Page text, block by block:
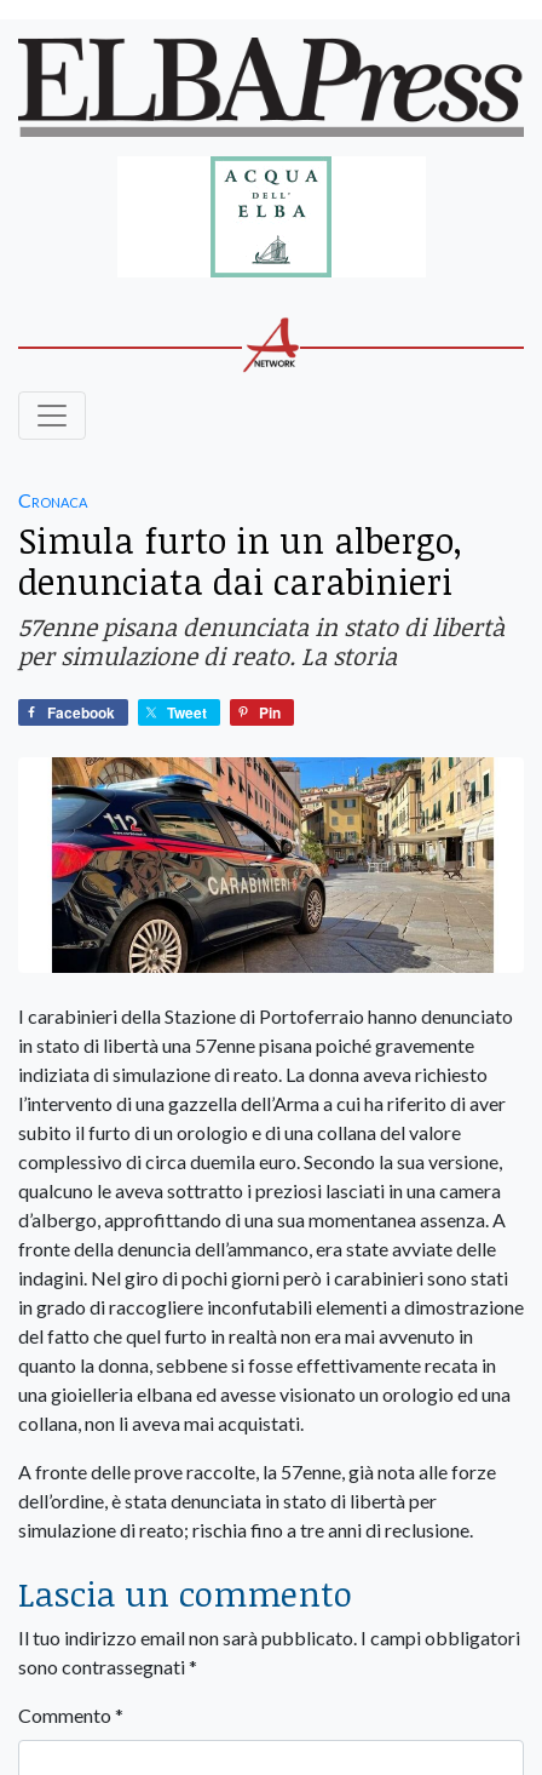
Cronaca
Simula furto in un albergo,
denunciata dai carabinieri
57enne pisana denunciata in stato di libertà
per simulazione di reato. La storia
Facebook Tweet Pin
I carabinieri della Stazione di Portoferraio hanno denunciato
in stato di libertà una 57enne pisana poiché gravemente
indiziata di simulazione di reato. La donna aveva richiesto
l’intervento di una gazzella dell’Arma a cui ha riferito di aver
subito il furto di un orologio e di una collana del valore
complessivo di circa duemila euro. Secondo la sua versione,
qualcuno le aveva sottratto i preziosi lasciati in una camera
d’albergo, approfittando di una sua momentanea assenza. A
fronte della denuncia dell’ammanco, era state avviate delle
indagini. Nel giro di pochi giorni però i carabinieri sono stati
in grado di raccogliere inconfutabili elementi a dimostrazione
del fatto che quel furto in realtà non era mai avvenuto in
quanto la donna, sebbene si fosse effettivamente recata in
una gioielleria elbana ed avesse visionato un orologio ed una
collana, non li aveva mai acquistati.
A fronte delle prove raccolte, la 57enne, già nota alle forze
dell’ordine, è stata denunciata in stato di libertà per
simulazione di reato; rischia fino a tre anni di reclusione.
Lascia un commento
Il tuo indirizzo email non sarà pubblicato. I campi obbligatori
sono contrassegnati*
Commento *